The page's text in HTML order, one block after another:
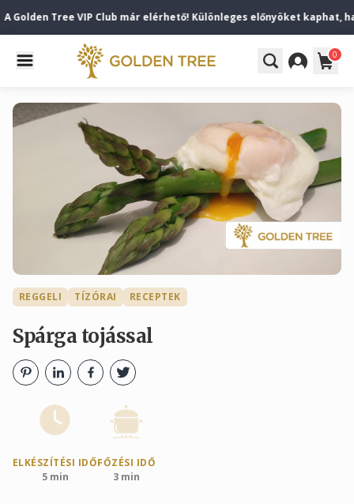
Tree VIP Club már elérhető! Különleges előnyöket kaphat,
0
REGGELI TÍZÓRAI RECEPTEK
Spárga tojással
ELKÉSZÍTÉSI IDŐ
5 min
FŐZÉSI IDŐ
3 min